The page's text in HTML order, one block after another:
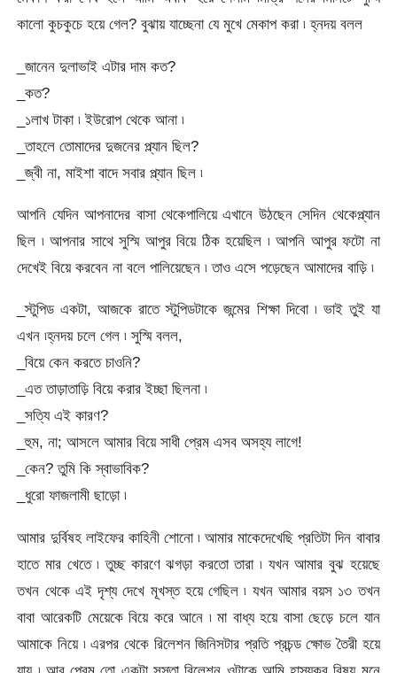
কালো কুচকুচে হয়ে গেল? বুঝায় যাচ্ছেনা যে মুখে মেকাপ করা ৷ হ্নদয় বলল
_জানেন দুলাভাই এটার দাম কত?
_কত?
_১লাখ টাকা ৷ ইউরোপ থেকে আনা ৷
_তাহলে তোমাদের দুজনের প্ল্যান ছিল?
_জ্বী না, মাইশা বাদে সবার প্ল্যান ছিল ৷
আপনি যেদিন আপনাদের বাসা থেকেপালিয়ে এখানে উঠছেন সেদিন থেকেপ্ল্যান
ছিল ৷ আপনার সাথে সুস্মি আপুর বিয়ে ঠিক হয়েছিল ৷ আপনি আপুর ফটো না
দেখেই বিয়ে করবেন না বলে পালিয়েছেন ৷ তাও এসে পড়েছেন আমাদের বাড়ি ৷
_স্টুপিড একটা, আজকে রাতে স্টুপিডটাকে জন্মের শিক্ষা দিবো ৷ ভাই তুই যা
এখন ৷হ্নদয় চলে গেল ৷ সুস্মি বলল,
_বিয়ে কেন করতে চাওনি?
_এত তাড়াতাড়ি বিয়ে করার ইচ্ছা ছিলনা ৷
_সত্যি এই কারণ?
_হুম, না; আসলে আমার বিয়ে সাধী প্রেম এসব অসহ্য লাগে!
_কেন? তুমি কি স্বাভাবিক?
_ধুরো ফাজলামী ছাড়ো ৷
আমার দুর্বিষহ লাইফের কাহিনী শোনো ৷ আমার মাকেদেখেছি প্রতিটা দিন বাবার
হাতে মার খেতে ৷ তুচ্ছ কারণে ঝগড়া করতো তারা ৷ যখন আমার বুঝ হয়েছে
তখন থেকে এই দৃশ্য দেখে মূখস্ত হয়ে গেছিল ৷ যখন আমার বয়স ১৩ তখন
বাবা আরেকটি মেয়েকে বিয়ে করে আনে ৷ মা বাধ্য হয়ে বাসা ছেড়ে চলে যান
আমাকে নিয়ে ৷ এরপর থেকে রিলেশন জিনিসটার প্রতি প্রচন্ড ক্ষোভ তৈরী হয়ে